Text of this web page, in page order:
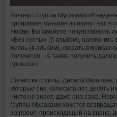
Концерт группы Мураками
программе музыканты окунут вас в
любви. Вы сможете почувствовать
«Без суеты» (5 альбом), напомнить
жизнь (4 альбом), сказать в
получится... А также получить
прошлого...
Солистка группы, Диляра
которые она написала лет десять
никто не знает, даже она сама.
группы Мураками хочется
экспромт, происходящий на сцене,